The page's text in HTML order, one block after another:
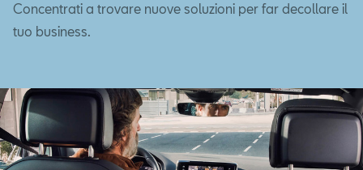
Concentrati a trovare nuove soluzioni per far decollare il
tuo business.